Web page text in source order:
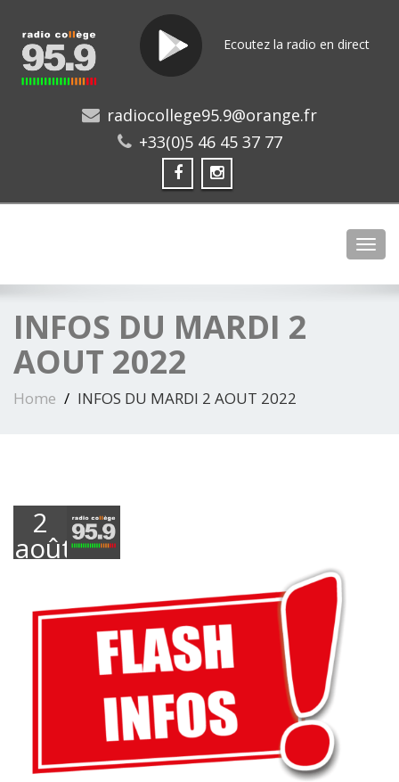
Ecoutez la radio en direct
radiocollege95.9@orange.fr
+33(0)5 46 45 37 77
INFOS DU MARDI 2
AOUT 2022
Home INFOS DU MARDI 2 AOUT 2022
2
août